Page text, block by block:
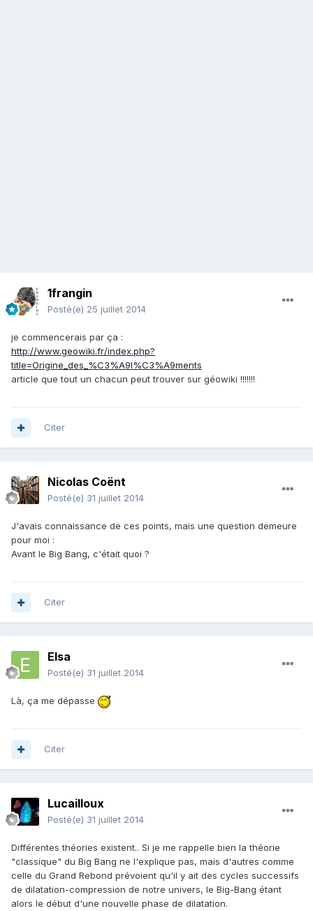
1frangin
Posté(e) 25 juillet 2014
je commencerais par ça :
http://www.geowiki.fr/index.php?
title=Origine_des_%C3%A9l%C3%A9ments
article que tout un chacun peut trouver sur géowiki !!!!!!!
Citer
Nicolas Coënt
Posté(e) 31 juillet 2014
J'avais connaissance de ces points, mais une question demeure
pour moi :
Avant le Big Bang, c'était quoi ?
Citer
Elsa
Posté(e) 31 juillet 2014
Là, ça me dépasse
Citer
Lucailloux
Posté(e) 31 juillet 2014
Différentes théories existent.. Si je me rappelle bien la théorie
"classique" du Big Bang ne l'explique pas, mais d'autres comme
celle du Grand Rebond prévoient qu'il y ait des cycles successifs
de dilatation-compression de notre univers, le Big-Bang étant
alors le début d'une nouvelle phase de dilatation.